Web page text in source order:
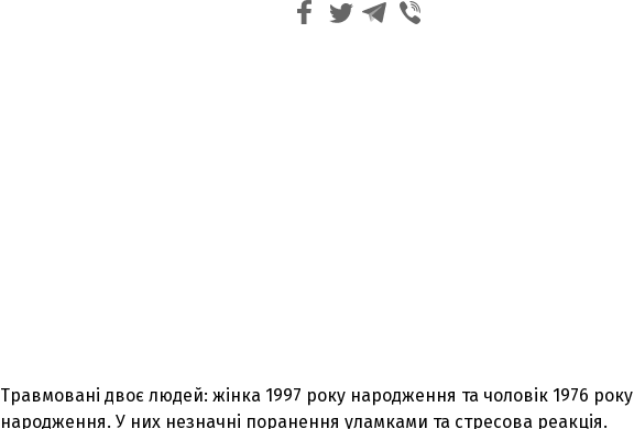
Травмовані двоє людей: жінка 1997 року народження та чоловік 1976 року
народження. У них незначні поранення уламками та стресова реакція.